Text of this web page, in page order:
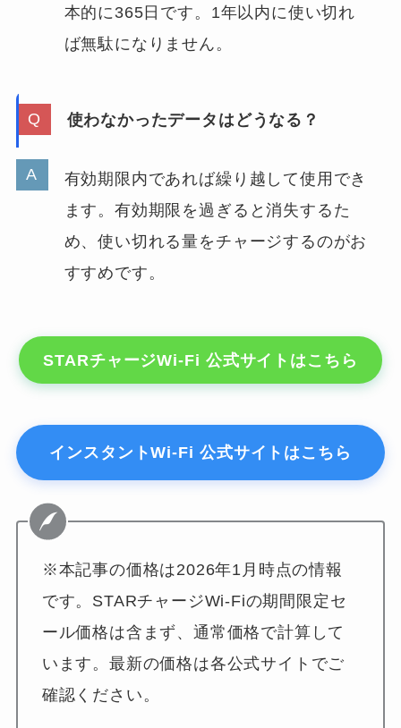
本的に365日です。1年以内に使い切れ
ば無駄になりません。
使わなかったデータはどうなる？
有効期限内であれば繰り越して使用でき
ます。有効期限を過ぎると消失するた
め、使い切れる量をチャージするのがお
すすめです。
STARチャージWi-Fi 公式サイトはこちら
インスタントWi-Fi 公式サイトはこちら
※本記事の価格は2026年1月時点の情報
です。STARチャージWi-Fiの期間限定セ
ール価格は含まず、通常価格で計算して
います。最新の価格は各公式サイトでご
確認ください。